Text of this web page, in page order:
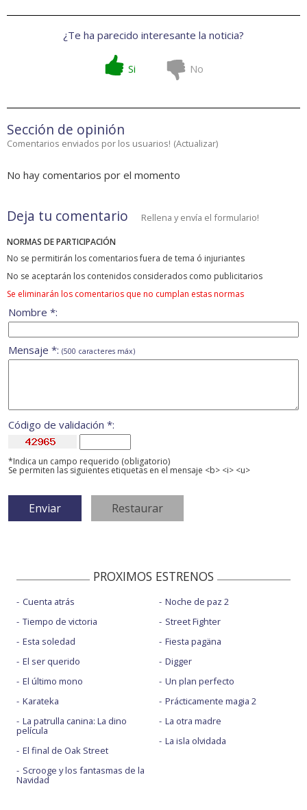
¿Te ha parecido interesante la noticia?
Si No
Sección de opinión
Comentarios enviados por los usuarios! (Actualizar)
No hay comentarios por el momento
Deja tu comentario Rellena y envía el formulario!
NORMAS DE PARTICIPACIÓN
No se permitirán los comentarios fuera de tema ó injuriantes
No se aceptarán los contenidos considerados como publicitarios
Se eliminarán los comentarios que no cumplan estas normas
Nombre *:
Mensaje *: (500 caracteres máx)
Código de validación *:
*Indica un campo requerido (obligatorio)
Se permiten las siguientes etiquetas en el mensaje <b> <i> <u>
PROXIMOS ESTRENOS
Cuenta atrás
Tiempo de victoria
Esta soledad
El ser querido
El último mono
Karateka
La patrulla canina: La dino
película
El final de Oak Street
Scrooge y los fantasmas de la
Navidad
Noche de paz 2
Street Fighter
Fiesta pagäna
Digger
Un plan perfecto
Prácticamente magia 2
La otra madre
La isla olvidada